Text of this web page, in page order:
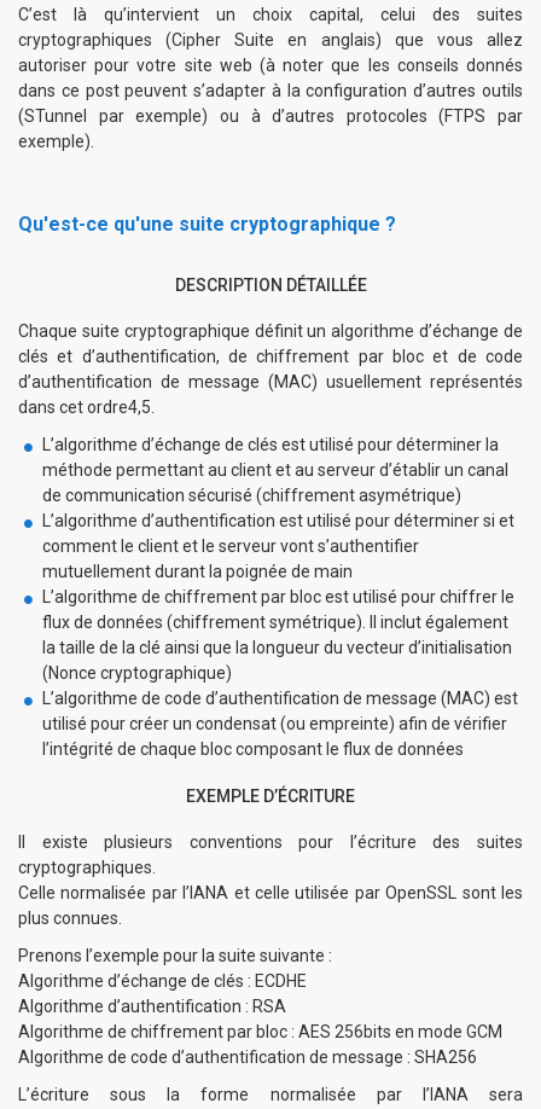
C’est là qu’intervient un choix capital, celui des suites
cryptographiques (Cipher Suite en anglais) que vous allez
autoriser pour votre site web (à noter que les conseils donnés
dans ce post peuvent s’adapter à la configuration d’autres outils
(STunnel par exemple) ou à d’autres protocoles (FTPS par
exemple).
Qu'est-ce qu'une suite cryptographique ?
DESCRIPTION DÉTAILLÉE
Chaque suite cryptographique définit un algorithme d’échange de
clés et d’authentification, de chiffrement par bloc et de code
d’authentification de message (MAC) usuellement représentés
dans cet ordre4,5.
L’algorithme d’échange de clés est utilisé pour déterminer la
méthode permettant au client et au serveur d’établir un canal
de communication sécurisé (chiffrement asymétrique)
L’algorithme d’authentification est utilisé pour déterminer si et
comment le client et le serveur vont s’authentifier
mutuellement durant la poignée de main
L’algorithme de chiffrement par bloc est utilisé pour chiffrer le
flux de données (chiffrement symétrique). Il inclut également
la taille de la clé ainsi que la longueur du vecteur d’initialisation
(Nonce cryptographique)
L’algorithme de code d’authentification de message (MAC) est
utilisé pour créer un condensat (ou empreinte) afin de vérifier
l’intégrité de chaque bloc composant le flux de données
EXEMPLE D’ÉCRITURE
Il existe plusieurs conventions pour l’écriture des suites
cryptographiques.
Celle normalisée par l’IANA et celle utilisée par OpenSSL sont les
plus connues.
Prenons l’exemple pour la suite suivante :
Algorithme d’échange de clés : ECDHE
Algorithme d’authentification : RSA
Algorithme de chiffrement par bloc : AES 256bits en mode GCM
Algorithme de code d’authentification de message : SHA256
L’écriture sous la forme normalisée par l’IANA sera